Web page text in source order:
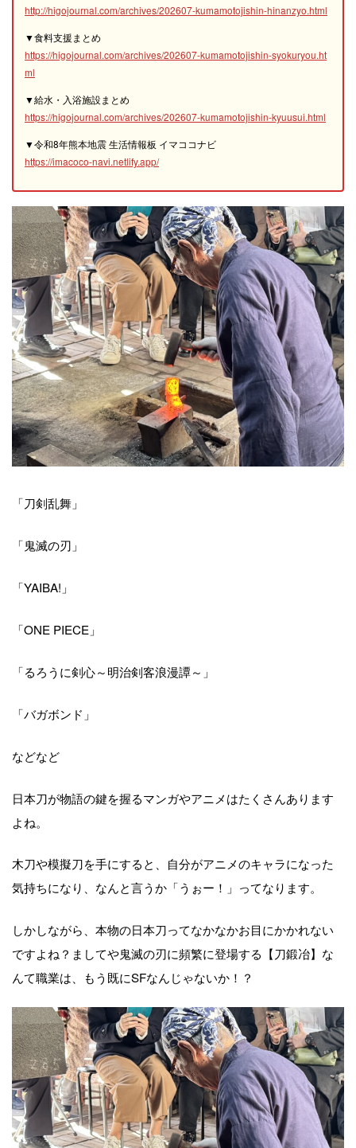
http://higojournal.com/archives/202607-kumamotojishin-hinanzyo.html
▼食料支援まとめ
https://higojournal.com/archives/202607-kumamotojishin-syokuryou.ht
ml
▼給水・入浴施設まとめ
https://higojournal.com/archives/202607-kumamotojishin-kyuusui.html
▼令和8年熊本地震 生活情報板 イマココナビ
https://imacoco-navi.netlify.app/
「刀剣乱舞」
「鬼滅の刃」
「YAIBA!」
「ONE PIECE」
「るろうに剣心～明治剣客浪漫譚～」
「バガボンド」
などなど
日本刀が物語の鍵を握るマンガやアニメはたくさんあります
よね。
木刀や模擬刀を手にすると、自分がアニメのキャラになった
気持ちになり、なんと言うか「うぉー！」ってなります。
しかしながら、本物の日本刀ってなかなかお目にかかれない
ですよね？ましてや鬼滅の刃に頻繁に登場する【刀鍛冶】な
んて職業は、もう既にSFなんじゃないか！？